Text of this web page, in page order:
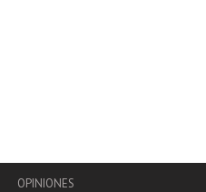
OPINIONES